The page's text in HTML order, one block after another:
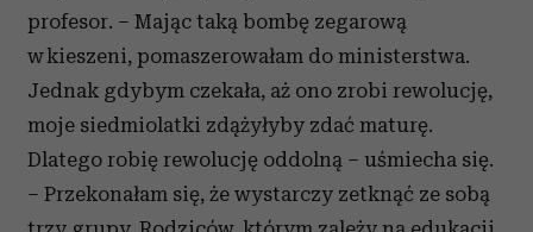
profesor. – Mając taką bombę zegarową
w kieszeni, pomaszerowałam do ministerstwa.
Jednak gdybym czekała, aż ono zrobi rewolucję,
moje siedmiolatki zdążyłyby zdać maturę.
Dlatego robię rewolucję oddolną – uśmiecha się.
– Przekonałam się, że wystarczy zetknąć ze sobą